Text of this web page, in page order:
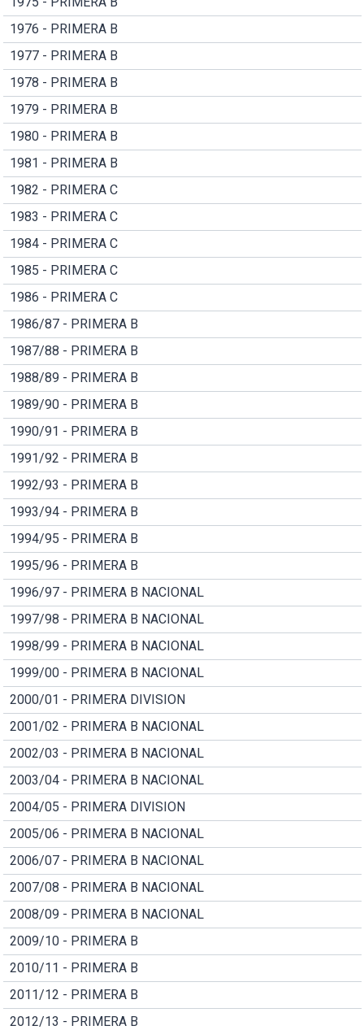
1976 - PRIMERA B
1977 - PRIMERA B
1978 - PRIMERA B
1979 - PRIMERA B
1980 - PRIMERA B
1981 - PRIMERA B
1982 - PRIMERA C
1983 - PRIMERA C
1984 - PRIMERA C
1985 - PRIMERA C
1986 - PRIMERA C
1986/87 - PRIMERA B
1987/88 - PRIMERA B
1988/89 - PRIMERA B
1989/90 - PRIMERA B
1990/91 - PRIMERA B
1991/92 - PRIMERA B
1992/93 - PRIMERA B
1993/94 - PRIMERA B
1994/95 - PRIMERA B
1995/96 - PRIMERA B
1996/97 - PRIMERA B NACIONAL
1997/98 - PRIMERA B NACIONAL
1998/99 - PRIMERA B NACIONAL
1999/00 - PRIMERA B NACIONAL
2000/01 - PRIMERA DIVISION
2001/02 - PRIMERA B NACIONAL
2002/03 - PRIMERA B NACIONAL
2003/04 - PRIMERA B NACIONAL
2004/05 - PRIMERA DIVISION
2005/06 - PRIMERA B NACIONAL
2006/07 - PRIMERA B NACIONAL
2007/08 - PRIMERA B NACIONAL
2008/09 - PRIMERA B NACIONAL
2009/10 - PRIMERA B
2010/11 - PRIMERA B
2011/12 - PRIMERA B
2012/13 - PRIMERA B